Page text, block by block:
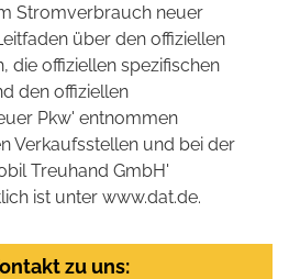
Stromverbrauch neuer
über den offiziellen
die offiziellen spezifischen
den offiziellen
Pkw' entnommen
Verkaufsstellen und bei der
Treuhand GmbH'
ist unter www.dat.de.
zu uns: